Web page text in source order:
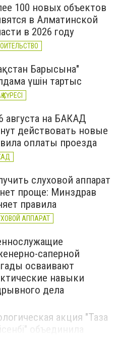
100 новых объектов
в Алматинской
в 2026 году
Барысына"
үшін тартыс
КҮРЕСІ
августа на БАКАД
действовать новые
оплаты проезда
слуховой аппарат
проще: Минздрав
правила
АППАРАТ
саперной
осваивают
навыки
дела
акция "Таза
объединила